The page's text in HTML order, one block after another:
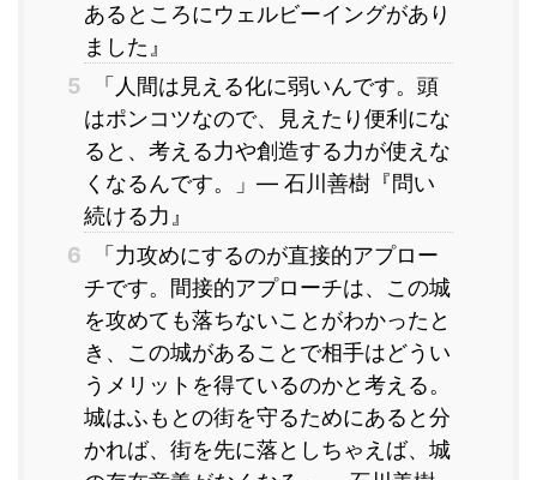
あるところにウェルビーイングがあり
ました』
5
「人間は見える化に弱いんです。頭
はポンコツなので、見えたり便利にな
ると、考える力や創造する力が使えな
くなるんです。」― 石川善樹『問い
続ける力』
6
「力攻めにするのが直接的アプロー
チです。間接的アプローチは、この城
を攻めても落ちないことがわかったと
き、この城があることで相手はどうい
うメリットを得ているのかと考える。
城はふもとの街を守るためにあると分
かれば、街を先に落としちゃえば、城